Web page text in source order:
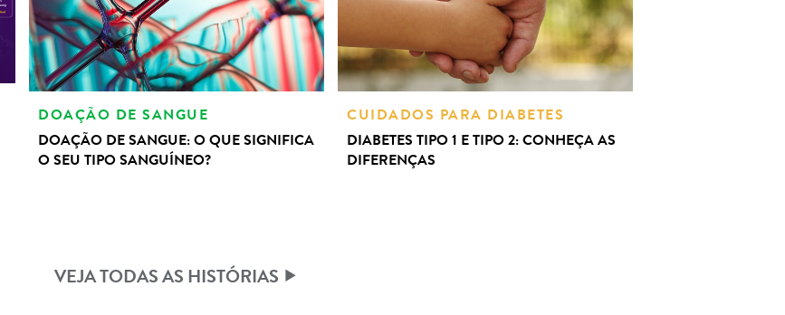
DOAÇÃO DE SANGUE
DOAÇÃO DE SANGUE: O QUE SIGNIFICA
O SEU TIPO SANGUÍNEO?
CUIDADOS PARA DIABETES
DIABETES TIPO 1 E TIPO 2: CONHEÇA AS
DIFERENÇAS
VEJA TODAS AS HISTÓRIAS